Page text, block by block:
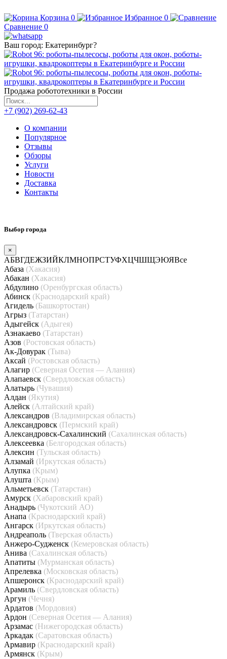
Корзина 0 Избранное 0
Сравнение 0
Ваш город: Екатеринбург?
Продажа робототехники в России
+7 (902) 269-62-43
О компании
Популярное
Отзывы
Обзоры
Услуги
Новости
Доставка
Контакты
Выбор города
×
АБВГДЕЖЗИЙКЛМНОПРСТУФХЦЧШЩЭЮЯВсе
Абаза (Хакасия)
Абакан (Хакасия)
Абдулино (Оренбургская область)
Абинск (Краснодарский край)
Агидель (Башкортостан)
Агрыз (Татарстан)
Адыгейск (Адыгея)
Азнакаево (Татарстан)
Азов (Ростовская область)
Ак-Довурак (Тыва)
Аксай (Ростовская область)
Алагир (Северная Осетия — Алания)
Алапаевск (Свердловская область)
Алатырь (Чувашия)
Алдан (Якутия)
Алейск (Алтайский край)
Александров (Владимирская область)
Александровск (Пермский край)
Александровск-Сахалинский (Сахалинская область)
Алексеевка (Белгородская область)
Алексин (Тульская область)
Алзамай (Иркутская область)
Алупка (Крым)
Алушта (Крым)
Альметьевск (Татарстан)
Амурск (Хабаровский край)
Анадырь (Чукотский АО)
Анапа (Краснодарский край)
Ангарск (Иркутская область)
Андреаполь (Тверская область)
Анжеро-Судженск (Кемеровская область)
Анива (Сахалинская область)
Апатиты (Мурманская область)
Апрелевка (Московская область)
Апшеронск (Краснодарский край)
Арамиль (Свердловская область)
Аргун (Чечня)
Ардатов (Мордовия)
Ардон (Северная Осетия — Алания)
Арзамас (Нижегородская область)
Аркадак (Саратовская область)
Армавир (Краснодарский край)
Армянск (Крым)